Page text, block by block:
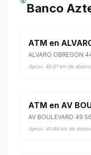
Banco
ATM en
Aprox. 40.61 km de
ATM en AV
Aprox. 40.64 km de